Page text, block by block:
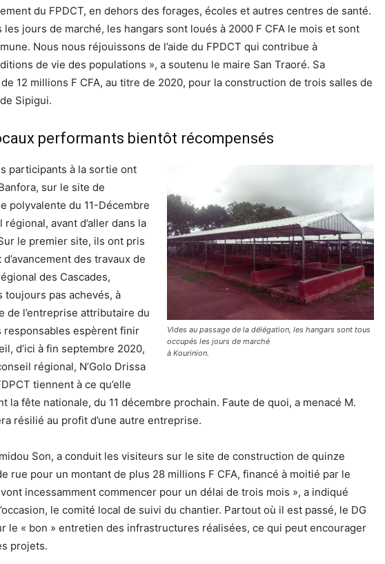
du FPDCT, en dehors des forages, écoles et autres centres de santé.
les jours de marché, les hangars sont loués à 2000 F CFA le mois et sont
Nous nous réjouissons de l’aide du FPDCT qui contribue à
de vie des populations », a soutenu le maire San Traoré. Sa
12 millions F CFA, au titre de 2020, pour la construction de trois salles de
Sipigui.
performants bientôt récompensés
Vides au passage de la délégation, les hangars sont tous
occupés les jours de marché
à Kourinion.
participants à la sortie ont
sur le site de
polyvalente du 11-Décembre
avant d’aller dans la
le premier site, ils ont pris
des travaux de
des Cascades,
toujours pas achevés, à
de l’entreprise attributaire du
responsables espèrent finir
d’ici à fin septembre 2020,
régional, N’Golo Drissa
tiennent à ce qu’elle
la fête nationale, du 11 décembre prochain. Faute de quoi, a menacé M.
résilié au profit d’une autre entreprise.
Son, a conduit les visiteurs sur le site de construction de quinze
rue pour un montant de plus 28 millions F CFA, financé à moitié par le
vont incessamment commencer pour un délai de trois mois », a indiqué
le comité local de suivi du chantier. Partout où il est passé, le DG
le « bon » entretien des infrastructures réalisées, ce qui peut encourager
projets.